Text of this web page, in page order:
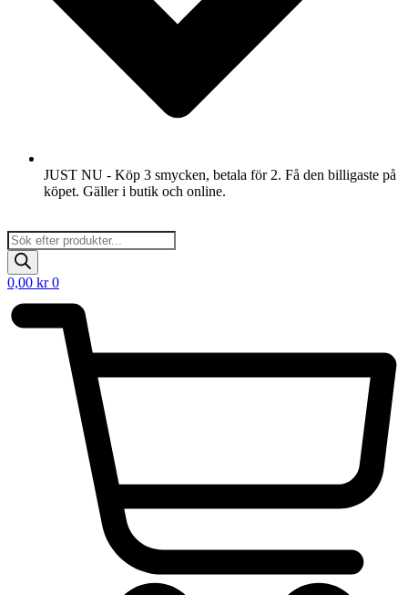
JUST NU - Köp 3 smycken, betala för 2. Få den billigaste på
köpet. Gäller i butik och online.
Products
search
0,00 kr 0